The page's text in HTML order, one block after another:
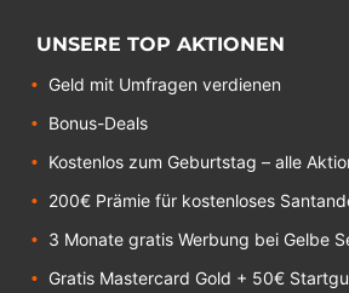
UNSERE TOP AKTIONEN
Geld mit Umfragen verdienen
Bonus-Deals
Kostenlos zum Geburtstag – alle
200€ Prämie für kostenloses
3 Monate gratis Werbung bei Gelbe
Gratis Mastercard Gold + 50€